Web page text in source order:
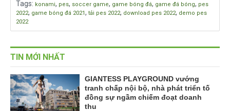
Tags: konami, pes, soccer game, game bóng đá, game đá bóng, pes
2022, game bóng đá 2021, tải pes 2022, download pes 2022, demo pes
2022
TIN MỚI NHẤT
GIANTESS PLAYGROUND vướng
tranh chấp nội bộ, nhà phát triển tố
đồng sự ngầm chiếm đoạt doanh
thu